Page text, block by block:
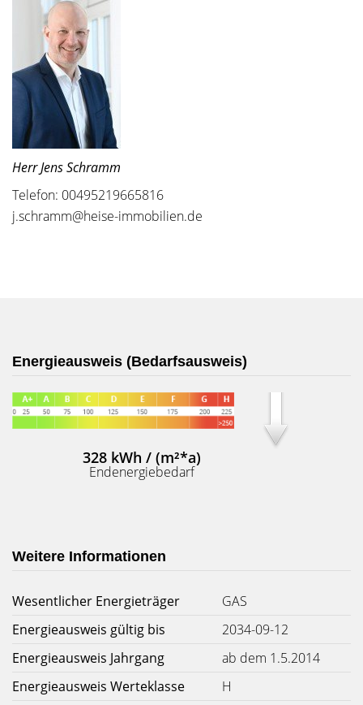
Herr Jens Schramm
Telefon: 00495219665816
j.schramm@heise-immobilien.de
Energieausweis (Bedarfsausweis)
328 kWh / (m²*a)
Endenergiebedarf
Weitere Informationen
Wesentlicher Energieträger
GAS
Energieausweis gültig bis
2034-09-12
Energieausweis Jahrgang
ab dem 1.5.2014
Energieausweis Werteklasse
H